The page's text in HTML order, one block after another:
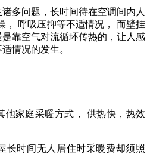
多问题，长时间待在空调间内人
， 呼吸压抑等不适情况 ，
而壁挂
靠空气对流循环传热的，让人感
情况的发生。
家庭采暖方式，
供热快，热效
长时间无人居住时采暖费却须照